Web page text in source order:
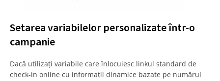
Setarea variabilelor personalizate într-o
campanie
Dacă utilizați variabile care înlocuiesc linkul standard de
check-in online cu informații dinamice bazate pe numărul